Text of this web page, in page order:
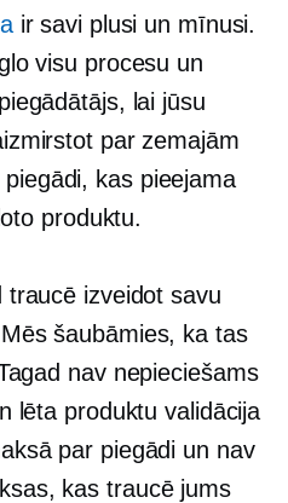
ir savi plusi un mīnusi.
visu procesu un
lai jūsu
par zemajām
kas pieejama
produktu.
izveidot savu
šaubāmies, ka tas
nav nepieciešams
lēta produktu validācija
par piegādi un nav
kas traucē jums